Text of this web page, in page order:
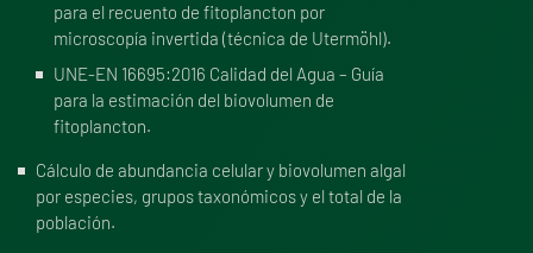
para el recuento de fitoplancton por
microscopía invertida (técnica de Utermöhl).
UNE-EN 16695:2016 Calidad del Agua – Guía
para la estimación del biovolumen de
fitoplancton.
Cálculo de abundancia celular y biovolumen algal
por especies, grupos taxonómicos y el total de la
población.